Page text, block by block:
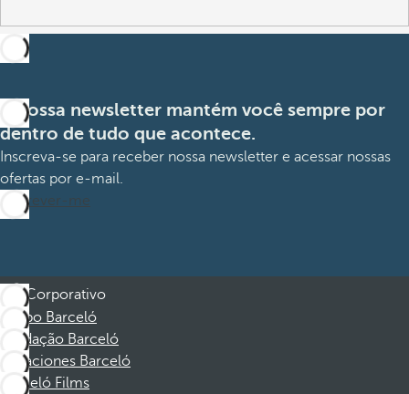
A nossa newsletter mantém você sempre por
dentro de tudo que acontece.
Inscreva-se para receber nossa newsletter e acessar nossas
ofertas por e-mail.
Inscrever-me
Corporativo
Grupo Barceló
Fundação Barceló
Vacaciones Barceló
Barceló Films